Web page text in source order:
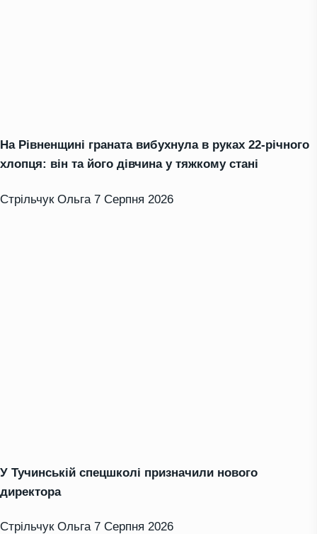
На Рівненщині граната вибухнула в руках 22-річного
хлопця: він та його дівчина у тяжкому стані
Стрільчук Ольга 7 Серпня 2026
У Тучинській спецшколі призначили нового
директора
Стрільчук Ольга 7 Серпня 2026